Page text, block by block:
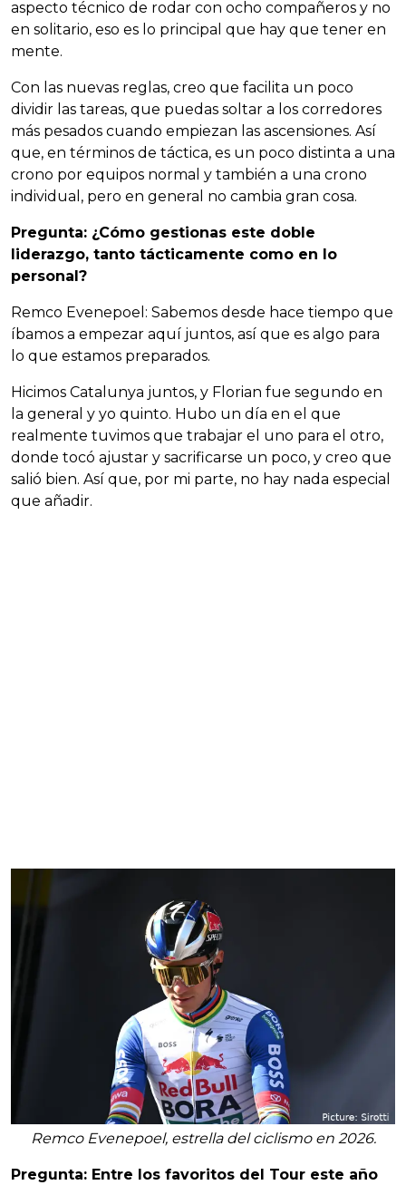
aspecto técnico de rodar con ocho compañeros y no
en solitario, eso es lo principal que hay que tener en
mente.
Con las nuevas reglas, creo que facilita un poco
dividir las tareas, que puedas soltar a los corredores
más pesados cuando empiezan las ascensiones. Así
que, en términos de táctica, es un poco distinta a una
crono por equipos normal y también a una crono
individual, pero en general no cambia gran cosa.
Pregunta: ¿Cómo gestionas este doble
liderazgo, tanto tácticamente como en lo
personal?
Remco Evenepoel: Sabemos desde hace tiempo que
íbamos a empezar aquí juntos, así que es algo para
lo que estamos preparados.
Hicimos Catalunya juntos, y Florian fue segundo en
la general y yo quinto. Hubo un día en el que
realmente tuvimos que trabajar el uno para el otro,
donde tocó ajustar y sacrificarse un poco, y creo que
salió bien. Así que, por mi parte, no hay nada especial
que añadir.
Remco Evenepoel, estrella del ciclismo en 2026.
Pregunta: Entre los favoritos del Tour este año